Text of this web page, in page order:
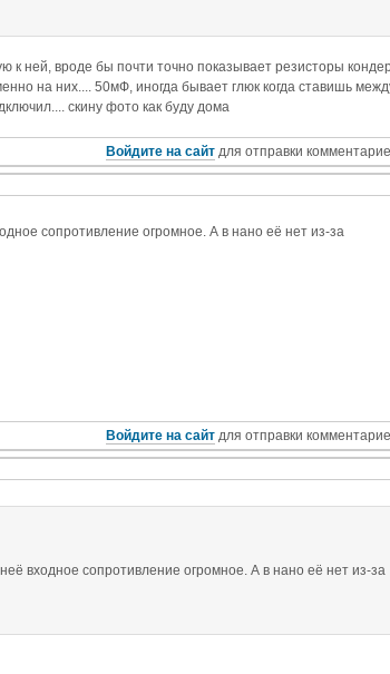
ней, вроде бы почти точно показывает резисторы
на них.... 50мФ, иногда бывает глюк когда ставишь
скину фото как буду дома
Войдите на сайт для отправки
сопротивление огромное. А в нано её нет из-за
Войдите на сайт для отправки
входное сопротивление огромное. А в нано её нет из-за